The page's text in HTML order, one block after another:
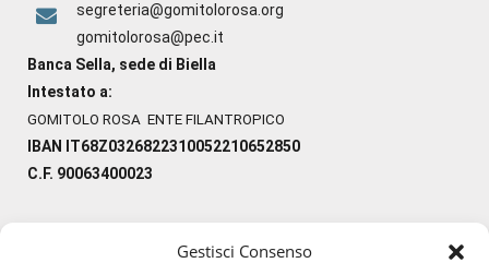
Gestisci Consenso
segreteria@gomitolorosa.org
gomitolorosa@pec.it
Banca Sella, sede di Biella
Intestato a:
GOMITOLO ROSA ENTE FILANTROPICO
IBAN IT68Z0326822310052210652850
C.F. 90063400023